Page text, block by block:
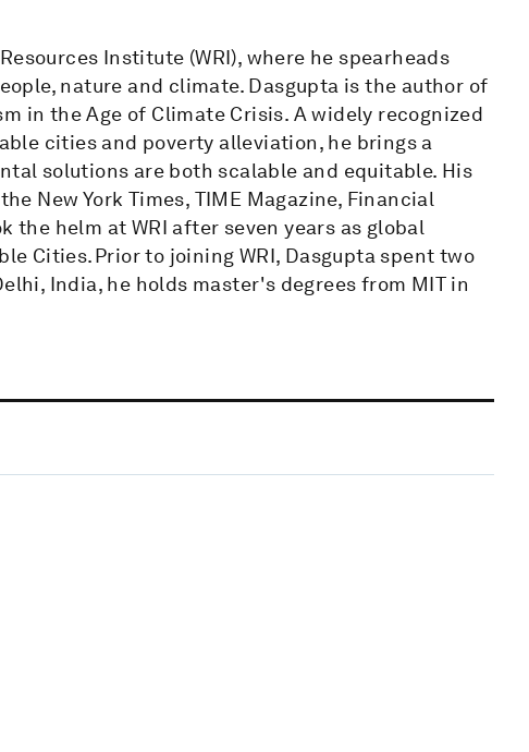
Institute (WRI), where he spearheads
nature and climate. Dasgupta is the author of
in the Age of Climate Crisis. A widely recognized
cities and poverty alleviation, he brings a
solutions are both scalable and equitable. His
New York Times, TIME Magazine, Financial
the helm at WRI after seven years as global
Cities. Prior to joining WRI, Dasgupta spent two
India, he holds master's degrees from MIT in